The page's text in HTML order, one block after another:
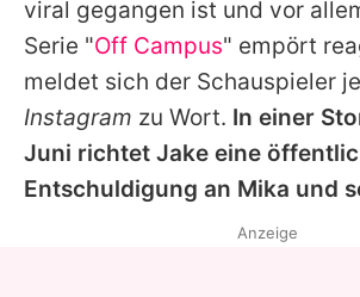
viral gegangen ist und vor
Serie "Off Campus" empört
meldet sich der Schauspieler
Instagram zu Wort. In einer
Juni richtet Jake eine
Entschuldigung an Mika und
Anzeige